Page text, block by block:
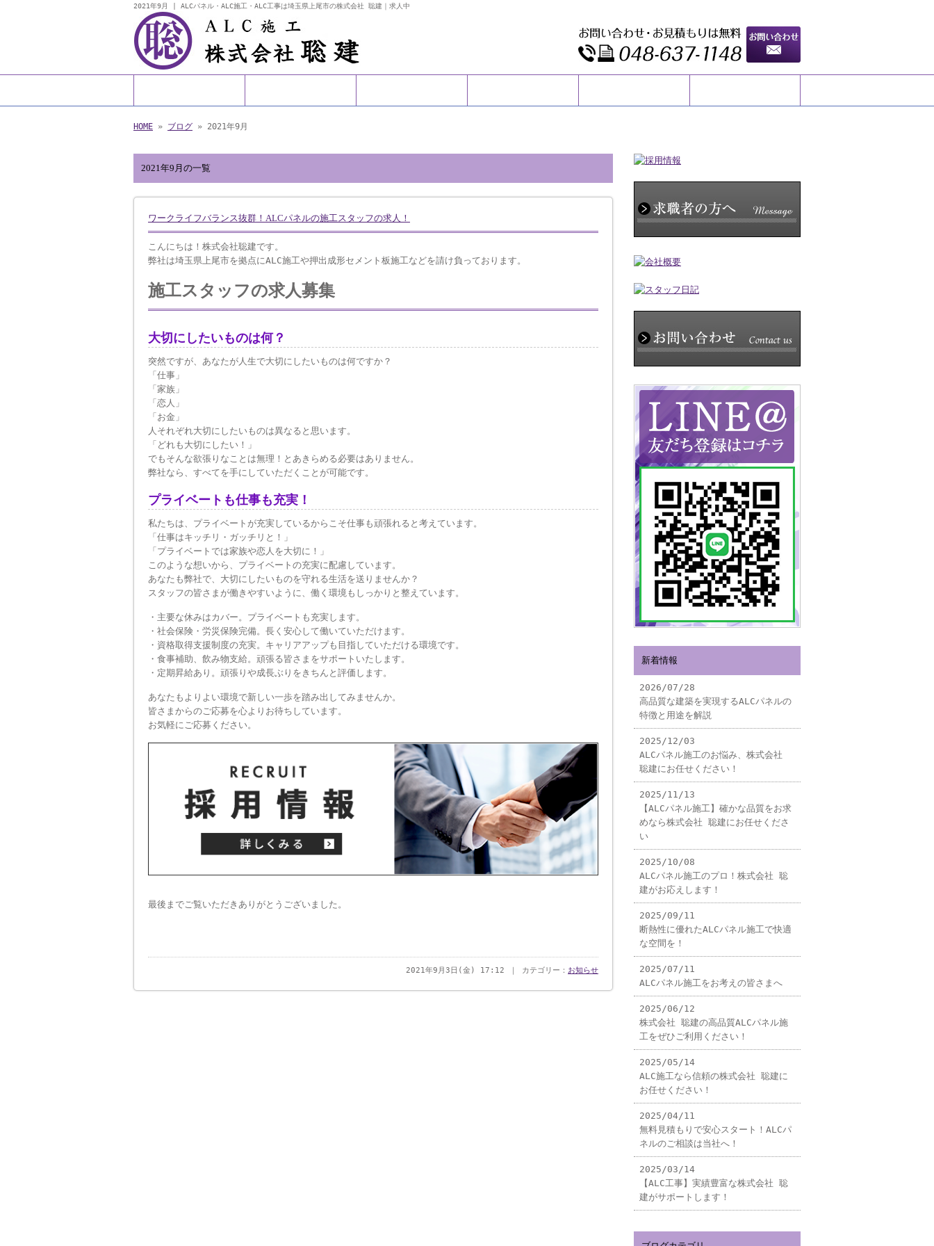
2021年9月 | ALCパネル・ALC施工・ALC工事は埼玉県上尾市の株式会社 聡建｜求人中
HOME » ブログ » 2021年9月
2021年9月の一覧
ワークライフバランス抜群！ALCパネルの施工スタッフの求人！
こんにちは！株式会社聡建です。
弊社は埼玉県上尾市を拠点にALC施工や押出成形セメント板施工などを請け負っております。
施工スタッフの求人募集
大切にしたいものは何？
突然ですが、あなたが人生で大切にしたいものは何ですか？
「仕事」
「家族」
「恋人」
「お金」
人それぞれ大切にしたいものは異なると思います。
「どれも大切にしたい！」
でもそんな欲張りなことは無理！とあきらめる必要はありません。
弊社なら、すべてを手にしていただくことが可能です。
プライベートも仕事も充実！
私たちは、プライベートが充実しているからこそ仕事も頑張れると考えています。
「仕事はキッチリ・ガッチリと！」
「プライベートでは家族や恋人を大切に！」
このような想いから、プライベートの充実に配慮しています。
あなたも弊社で、大切にしたいものを守れる生活を送りませんか？
スタッフの皆さまが働きやすいように、働く環境もしっかりと整えています。
・主要な休みはカバー。プライベートも充実します。
・社会保険・労災保険完備。長く安心して働いていただけます。
・資格取得支援制度の充実。キャリアアップも目指していただける環境です。
・食事補助、飲み物支給。頑張る皆さまをサポートいたします。
・定期昇給あり。頑張りや成長ぶりをきちんと評価します。
あなたもよりよい環境で新しい一歩を踏み出してみませんか。
皆さまからのご応募を心よりお待ちしています。
お気軽にご応募ください。
最後までご覧いただきありがとうございました。
2021年9月3日(金) 17:12 ｜ カテゴリー： お知らせ
新着情報
2026/07/28
高品質な建築を実現するALCパネルの
特徴と用途を解説
2025/12/03
ALCパネル施工のお悩み、株式会社
聡建にお任せください！
2025/11/13
【ALCパネル施工】確かな品質をお求
めなら株式会社 聡建にお任せくださ
い
2025/10/08
ALCパネル施工のプロ！株式会社 聡
建がお応えします！
2025/09/11
断熱性に優れたALCパネル施工で快適
な空間を！
2025/07/11
ALCパネル施工をお考えの皆さまへ
2025/06/12
株式会社 聡建の高品質ALCパネル施
工をぜひご利用ください！
2025/05/14
ALC施工なら信頼の株式会社 聡建に
お任せください！
2025/04/11
無料見積もりで安心スタート！ALCパ
ネルのご相談は当社へ！
2025/03/14
【ALC工事】実績豊富な株式会社 聡
建がサポートします！